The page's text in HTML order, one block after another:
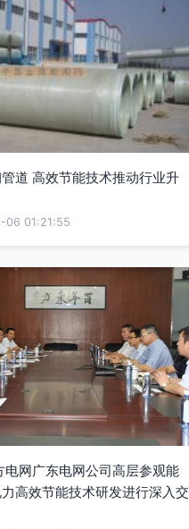
道 高效节能技术推动行业升
06 01:21:55
电网广东电网公司高层参观能
高效节能技术研发进行深入交